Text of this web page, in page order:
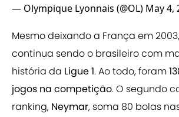
— Olympique Lyonnais (@OL) May 4,
Mesmo deixando a França em
continua sendo o brasileiro com
história da Ligue 1. Ao todo, foram
jogos na competição. O segundo
ranking, Neymar, soma 80 bolas